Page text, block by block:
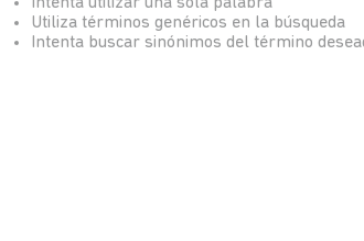
Utiliza términos genéricos en la búsqueda
Intenta buscar sinónimos del término